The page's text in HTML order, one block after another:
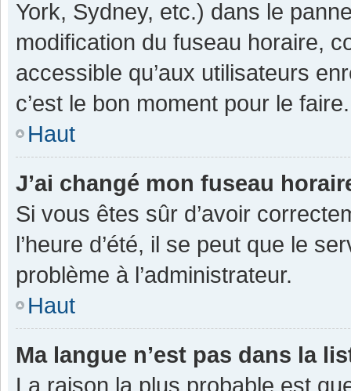
York, Sydney, etc.) dans le
modification du fuseau horaire,
accessible qu’aux utilisateurs
c’est le bon moment pour le faire.
Haut
J’ai changé mon fuseau
Si vous êtes sûr d’avoir
l’heure d’été, il se peut que le
problème à l’administrateur.
Haut
Ma langue n’est pas dans la
La raison la plus probable est